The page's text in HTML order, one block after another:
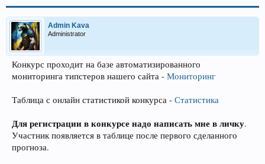
Admin Kava
Administrator
Конкурс проходит на базе автоматизированного
мониторинга типстеров нашего сайта - Мониторинг
Таблица с онлайн статистикой конкурса - Статистика
Для регистрации в конкурсе надо написать мне в личку.
Участник появляется в таблице после первого сделанного
прогноза.